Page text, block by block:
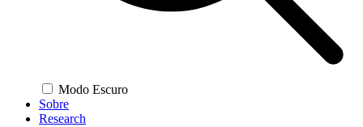
Modo Escuro
Sobre
Research